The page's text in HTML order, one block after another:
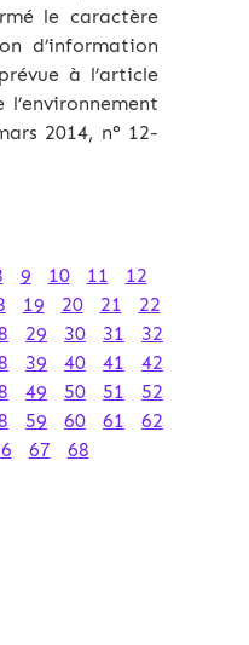
le caractère
d’information
à l’article
2014, n° 12-
9 10 11
12
19 20 21
22
29 30 31
32
39 40 41
42
49 50 51
52
59 60 61
62
67 68